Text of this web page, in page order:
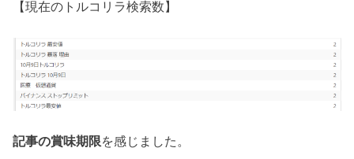
【現在のトルコリラ検索数】
記事の賞味期限を感じました。